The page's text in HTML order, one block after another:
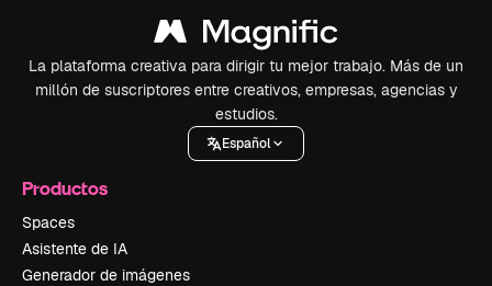
La plataforma creativa para dirigir tu mejor trabajo. Más de un
millón de suscriptores entre creativos, empresas, agencias y
estudios.
Español
Productos
Spaces
Asistente de IA
Generador de imágenes